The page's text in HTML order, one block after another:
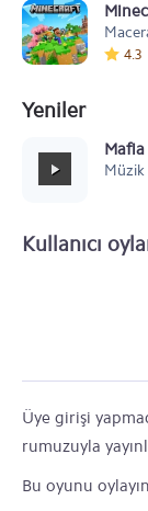
4.3
Yeniler
Müzik
Kullanıcı
Üye girişi
rumuzuyla
Bu oyunu